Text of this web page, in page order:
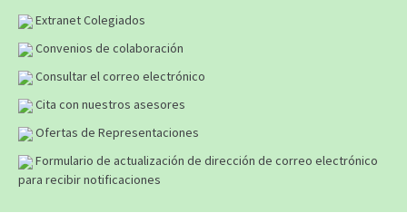
Extranet Colegiados
Convenios de colaboración
Consultar el correo electrónico
Cita con nuestros asesores
Ofertas de Representaciones
Formulario de actualización de dirección de correo electrónico
para recibir notificaciones